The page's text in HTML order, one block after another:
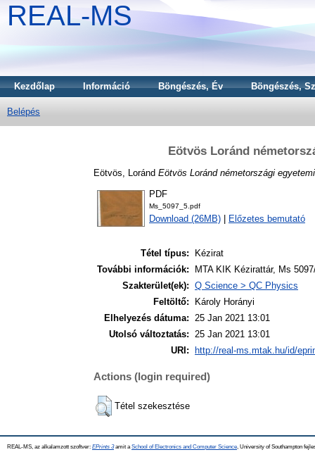
REAL-MS
Kezdőlap Információ Böngészés, Év Böngészés,
Belépés
Eötvös Loránd
Eötvös, Loránd Eötvös Loránd németországi
PDF
Ms_5097_5.pdf
Download (26MB) Előzetes bemutató
Tétel típus:
Kézirat
További információk:
MTA KIK Kézirattár, Ms
Szakterület(ek): Q Science > QC Physics
Feltöltő:
Károly Horányi
Elhelyezés dátuma: 25 Jan 2021 13:01
Utolsó változtatás: 25 Jan 2021 13:01
URI:
http://real-ms.mtak.hu/id/
Actions (login required)
Tétel szekesztése
REAL-MS, az alkalamzott szoftver: EPrints 3amit a School of Electronics and Computer Science , University of Southampton